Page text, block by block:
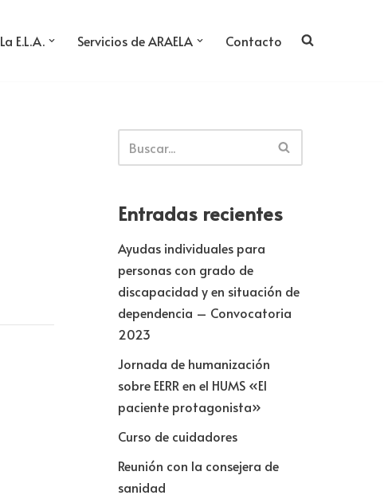
La E.L.A. Servicios de ARAELA Contacto
Entradas recientes
Ayudas individuales para
personas con grado de
discapacidad y en situación de
dependencia – Convocatoria
2023
Jornada de humanización
sobre EERR en el HUMS «El
paciente protagonista»
Curso de cuidadores
Reunión con la consejera de
sanidad